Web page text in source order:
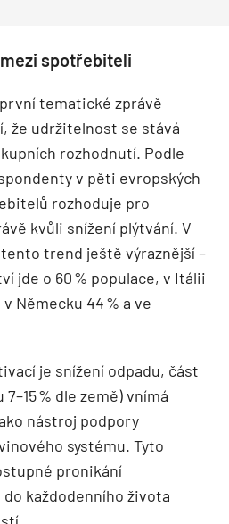
spotřebiteli
tematické zprávě
že udržitelnost se stává
rozhodnutí. Podle
v pěti evropských
rozhoduje pro
kvůli snížení plýtvání. V
trend ještě výraznější –
jde o 60 % populace, v Itálii
Německu 44 % a ve
je snížení odpadu, část
% dle země) vnímá
nástroj podpory
systému. Tyto
pronikání
každodenního života